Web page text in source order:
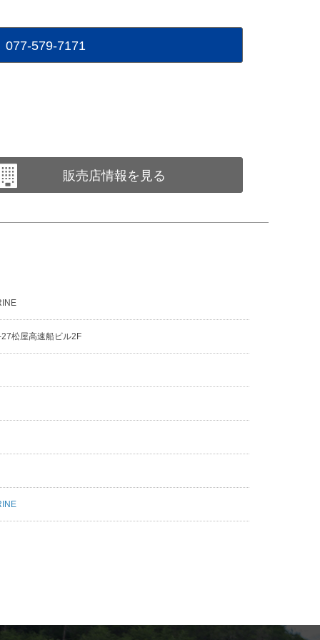
077-579-7171
販売店情報を見る
松屋高速船ビル2F